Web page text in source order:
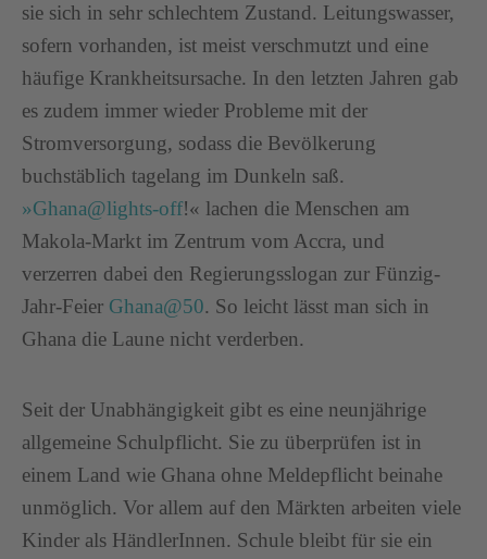
sie sich in sehr schlechtem Zustand. Leitungswasser,
sofern vorhanden, ist meist verschmutzt und eine
häufige Krankheitsursache. In den letzten Jahren gab
es zudem immer wieder Probleme mit der
Stromversorgung, sodass die Bevölkerung
buchstäblich tagelang im Dunkeln saß.
»Ghana@lights-off!« lachen die Menschen am
Makola-Markt im Zentrum vom Accra, und
verzerren dabei den Regierungsslogan zur Fünzig-
Jahr-Feier Ghana@50. So leicht lässt man sich in
Ghana die Laune nicht verderben.
Seit der Unabhängigkeit gibt es eine neunjährige
allgemeine Schulpflicht. Sie zu überprüfen ist in
einem Land wie Ghana ohne Meldepflicht beinahe
unmöglich. Vor allem auf den Märkten arbeiten viele
Kinder als HändlerInnen. Schule bleibt für sie ein